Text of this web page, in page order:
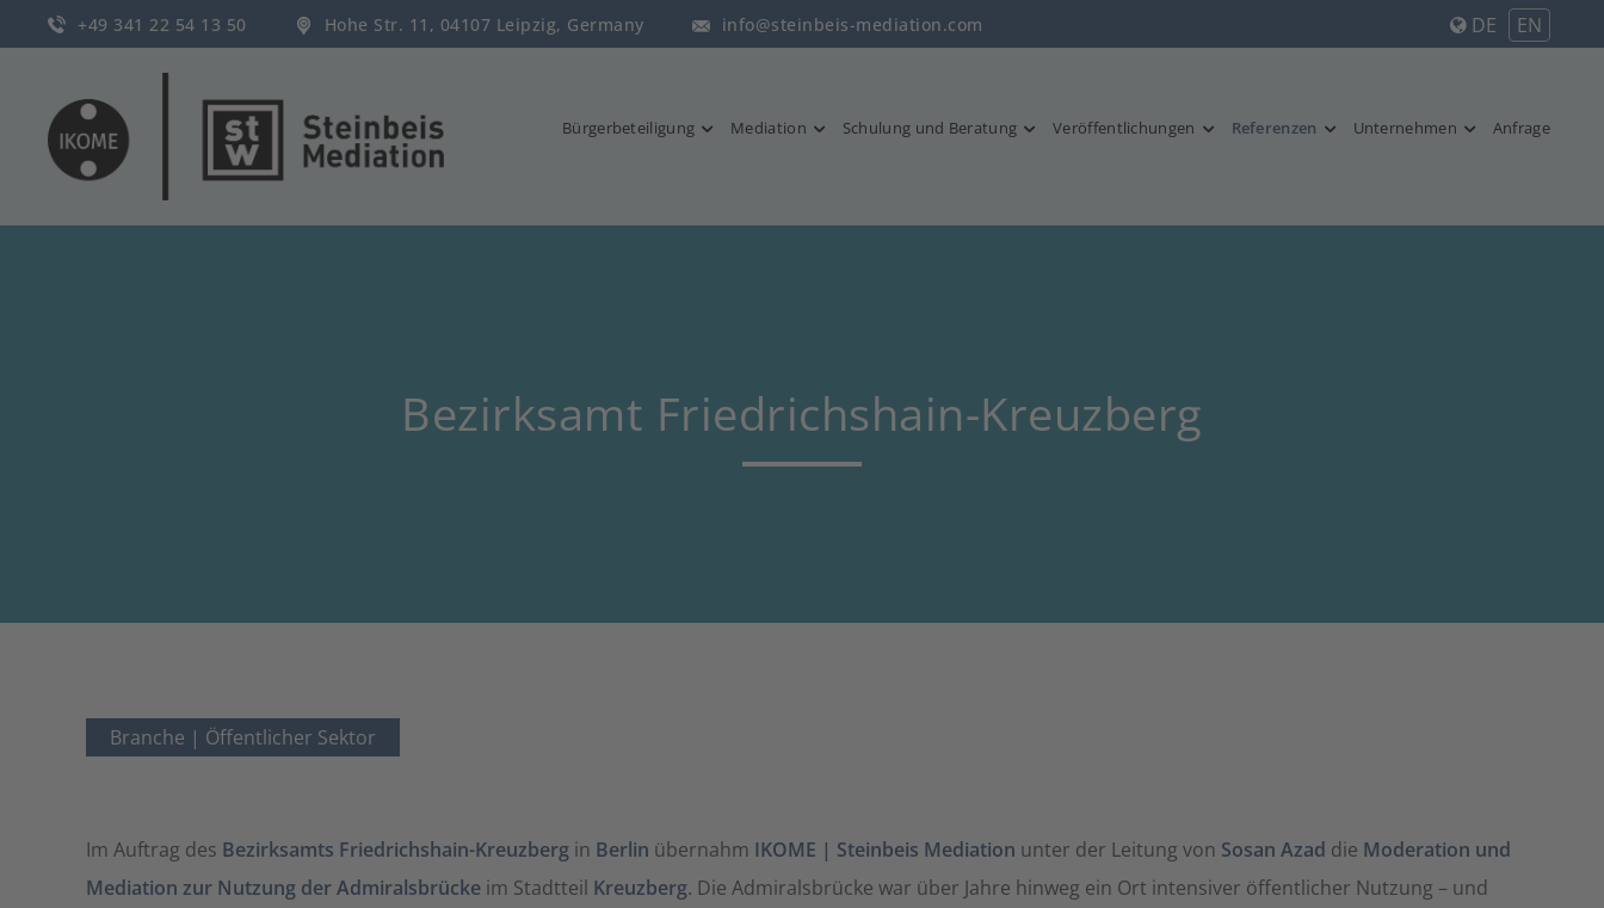
+49 341 22 54 13 50 Hohe Str. 11, 04107 Leipzig, Germany info@steinbeis-mediation.com DE EN
Bürgerbeteiligung Mediation Schulung und Beratung Veröffentlichungen Referenzen Unternehmen Anfrage
Bezirksamt Friedrichshain-Kreuzberg
Branche | Öffentlicher Sektor
Im Auftrag des Bezirksamts Friedrichshain-Kreuzberg in Berlin übernahm IKOME | Steinbeis Mediation unter der Leitung von Sosan Azad die Moderation und
Mediation zur Nutzung der Admiralsbrücke im Stadtteil Kreuzberg. Die Admiralsbrücke war über Jahre hinweg ein Ort intensiver öffentlicher Nutzung – und